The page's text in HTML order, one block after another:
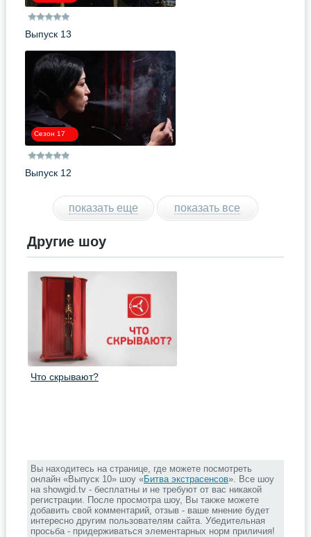
Выпуск 13
Сезон 17
Выпуск 12
показать еще показать все
Другие шоу
Что скрывают?
Вы находитесь на странице, где можете посмотреть
онлайн «Выпуск 10» шоу «Битва экстрасенсов». Все шоу
на showgid.tv - бесплатны и не требуют от вас никакой
регистрации. После просмотра шоу, Вы также можете
добавить свой комментарий, отзыв - ваше мнение будет
интересно другим пользователям сайта. Убедительная
просьба - придерживаться элементарных норм приличия!